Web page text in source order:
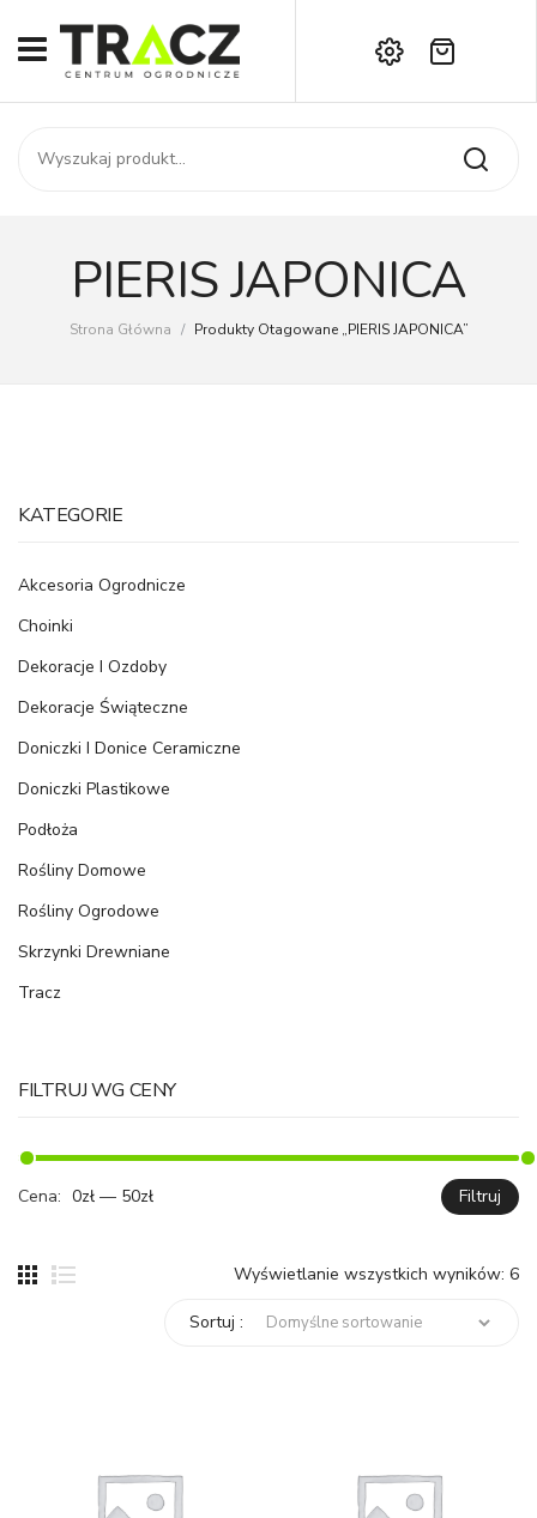
START
SKLEP
AKTUALNOŚCI
Kontakt
Brak produktów w koszyku.
PIERIS JAPONICA
Strona Główna / Produkty Otagowane „PIERIS JAPONICA”
KATEGORIE
Akcesoria Ogrodnicze
Choinki
Dekoracje I Ozdoby
Dekoracje Świąteczne
Doniczki I Donice Ceramiczne
Doniczki Plastikowe
Podłoża
Rośliny Domowe
Rośliny Ogrodowe
Skrzynki Drewniane
Tracz
FILTRUJ WG CENY
Filtruj
Cena: 0zł — 50zł
Wyświetlanie wszystkich wyników: 6
Sortuj :